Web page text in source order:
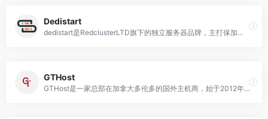
Dedistart
dedistart是RedclusterLTD旗下的独立服务器品牌，主打保加利亚城市索菲亚机房
GTHost
GTHost是一家总部在加拿大多伦多的国外主机商，始于2012年，商家主要提供独立服务器租用业务